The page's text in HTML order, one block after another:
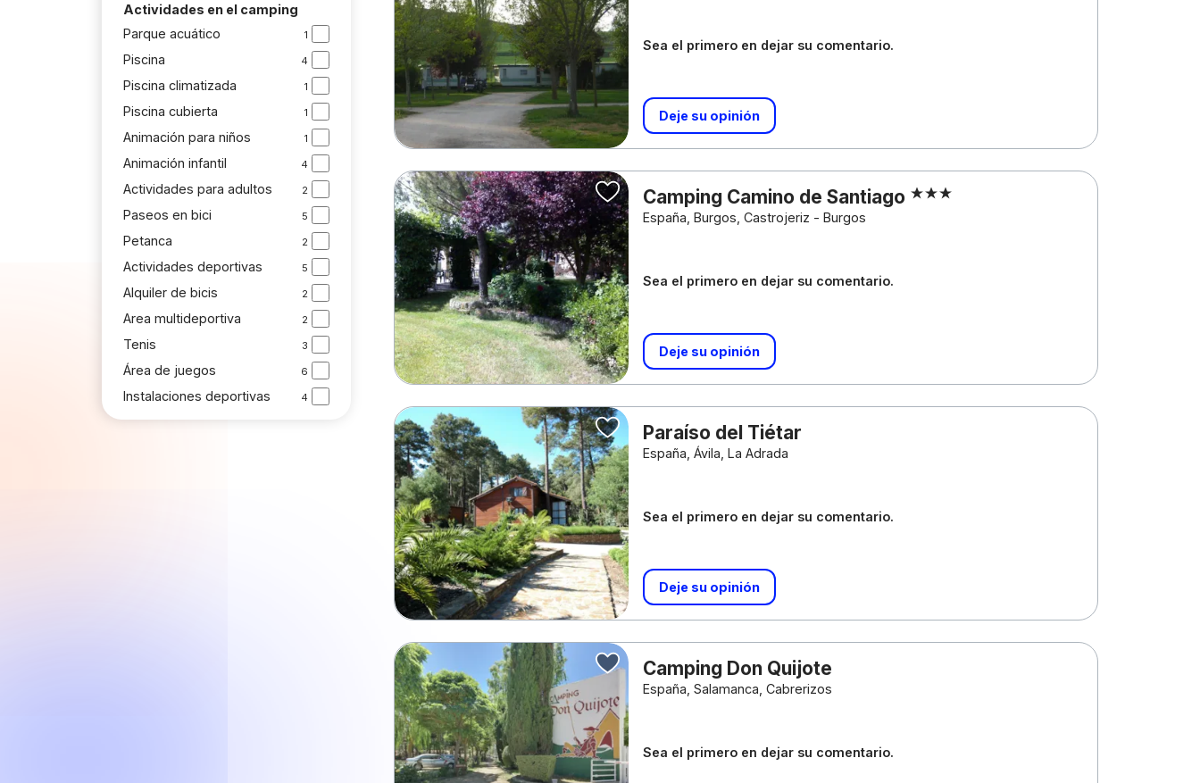
Actividades en el camping
Parque acuático
1
Piscina 4
Piscina climatizada 1
Piscina cubierta 1
Animación para niños 1
Animación infantil 4
Actividades para adultos 2
Paseos en bici 5
Petanca 2
Actividades deportivas 5
Alquiler de bicis 2
Area multideportiva 2
Tenis 3
Área de juegos 6
Instalaciones deportivas 4
Sea el primero en dejar su comentario.
Deje su opinión
Camping Camino de Santiago
España, Burgos, Castrojeriz - Burgos
Sea el primero en dejar su comentario.
Deje su opinión
Paraíso del Tiétar
España, Ávila, La Adrada
Sea el primero en dejar su comentario.
Deje su opinión
Camping Don Quijote
España, Salamanca, Cabrerizos
Sea el primero en dejar su comentario.